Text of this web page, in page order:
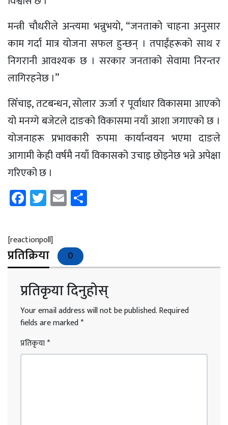
मन्त्री चौधरीले अन्त्यमा भन्नुभयो, “जनताको चाहना अनुसार
काम गर्दा मात्र योजना सफल हुन्छन् । तपाईंहरूको साथ र
निगरानी आवश्यक छ । सरकार जनताको सेवामा निरन्तर
लागिरहनेछ ।”
सिँचाइ, तटबन्धन, सोलार ऊर्जा र पूर्वाधार विकासमा आएको
यो मनग्गे बजेटले दाङको विकासमा नयाँ आशा जगाएको छ ।
योजनाहरू प्रभावकारी रुपमा कार्यान्वयन भएमा दाङले
आगामी केही वर्षमै नयाँ विकासको उचाइ छोइनेछ भन्ने अपेक्षा
गरिएको छ ।
Facebook
Twitter
Email
[reactionpoll]
प्रतिक्रिया 0
प्रतिकृया दिनुहोस्
Your email address will not be published.Required
fields are marked*
प्रतिकृया*